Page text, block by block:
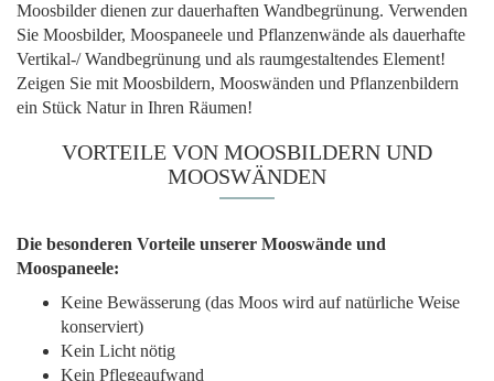
Moosbilder dienen zur dauerhaften Wandbegrünung. Verwenden
Sie Moosbilder, Moospaneele und Pflanzenwände als dauerhafte
Vertikal-/ Wandbegrünung und als raumgestaltendes Element!
Zeigen Sie mit Moosbildern, Mooswänden und Pflanzenbildern
ein Stück Natur in Ihren Räumen!
VORTEILE VON MOOSBILDERN UND
MOOSWÄNDEN
Die besonderen Vorteile unserer Mooswände und
Moospaneele:
Keine Bewässerung (das Moos wird auf natürliche Weise
konserviert)
Kein Licht nötig
Kein Pflegeaufwand